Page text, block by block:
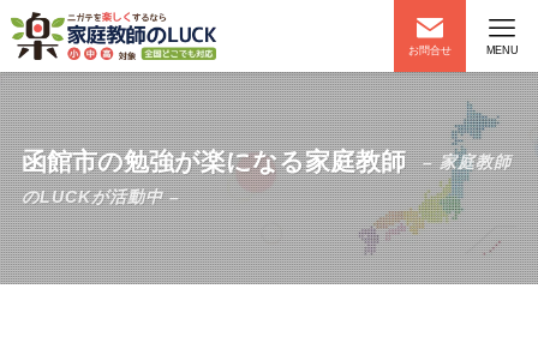
お問合せ MENU
函館市の勉強が楽になる家庭教師
– 家庭教師
のLUCKが活動中 –